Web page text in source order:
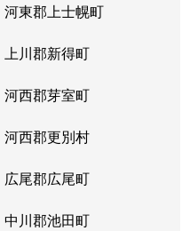
河東郡上士幌町
上川郡新得町
河西郡芽室町
河西郡更別村
広尾郡広尾町
中川郡池田町